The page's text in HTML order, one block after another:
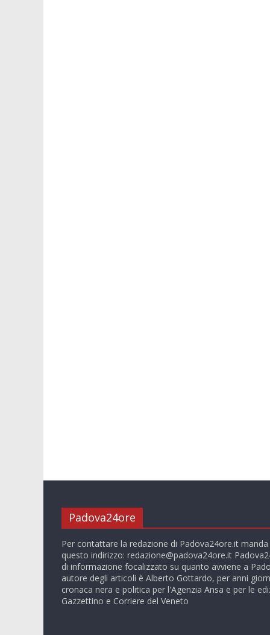
Padova24ore
Per contattare la redazione di Padova24ore.it
questo indirizzo: redazione@padova24ore.it
di informazione focalizzato su quanto avviene a
autore degli articoli è Alberto Gottardo, per anni
cronaca nera e politica per l'Agenzia Ansa e per le
Gazzettino e Corriere del Veneto